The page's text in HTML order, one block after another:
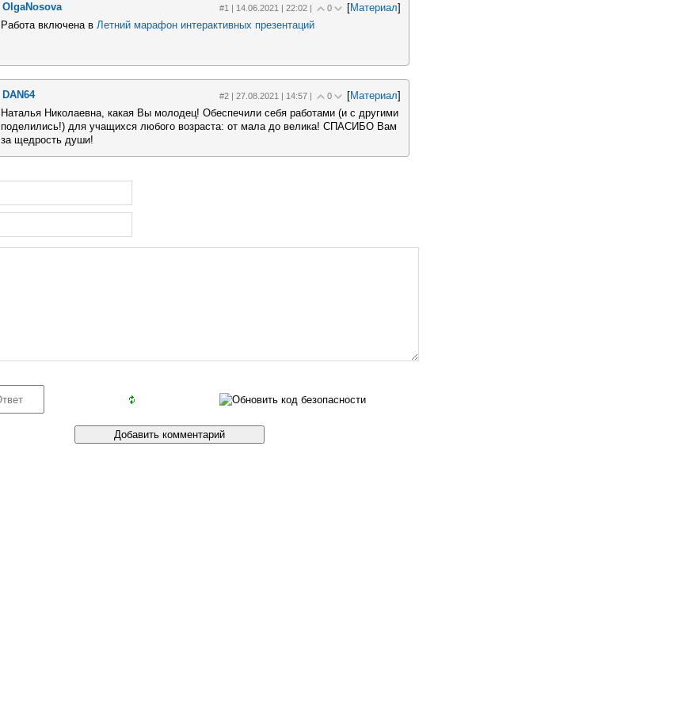
OlgaNosova #1 | 14.06.2021 | 22:02 | 0 [Материал]
Работа включена в Летний марафон интерактивных презентаций
DAN64 #2 | 27.08.2021 | 14:57 | 0 [Материал]
Наталья Николаевна, какая Вы молодец! Обеспечили себя работами (и с другими
поделились!) для учащихся любого возраста: от мала до велика! СПАСИБО Вам
за щедрость души!